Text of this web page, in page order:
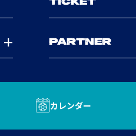
TICKET
PARTNER
カレンダー